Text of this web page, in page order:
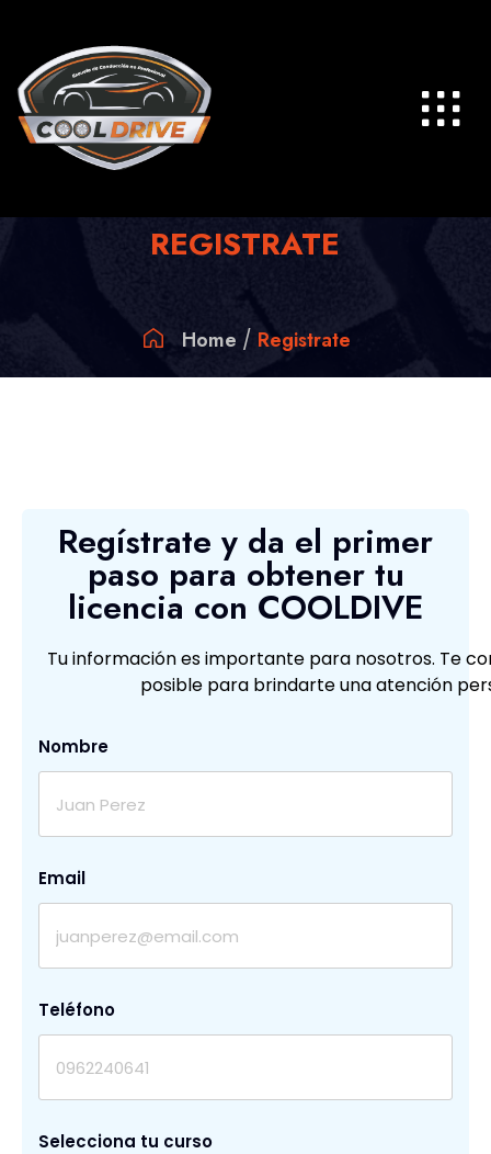
REGISTRATE
Home Registrate
Regístrate y da el primer
paso para obtener tu
licencia con COOLDIVE
Tu información es importante para nosotros. Te
posible para brindarte una atención
Nombre
Email
Teléfono
Selecciona tu curso